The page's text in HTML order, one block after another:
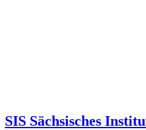
SIS Sächsisches